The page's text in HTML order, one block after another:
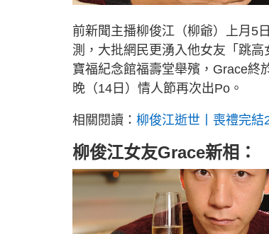
前新聞主播柳俊江（柳爺）上月5
測，大批網民更湧入他女友「跳
寶福紀念館福壽堂舉殯，Grace終
晚（14日）情人節再次出Po。
相關閱讀： 柳俊江逝世丨喪禮完
柳俊江女友Grace新相：